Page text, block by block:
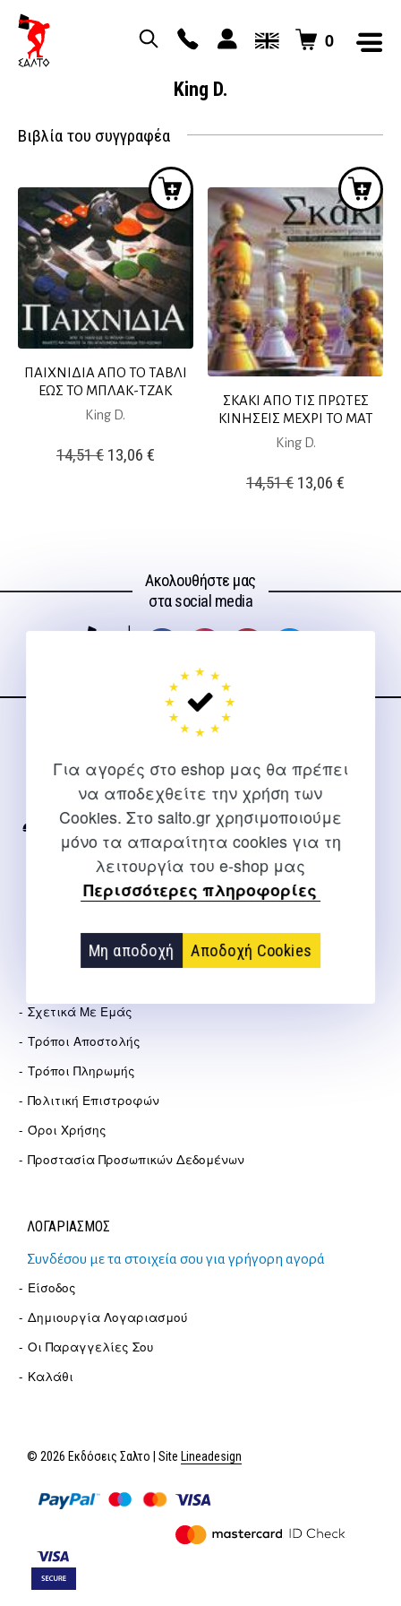
Για αγορές στο eshop μας θα πρέπει
να αποδεχθείτε την χρήση των
Cookies. Στο salto.gr χρησιμοποιούμε
μόνο τα απαραίτητα cookies για τη
λειτουργία του e-shop μας
Περισσότερες πληροφορίες
Μη αποδοχή Αποδοχή Cookies
0
King D.
Βιβλία του συγγραφέα
ΠΑΙΧΝΙΔΙΑ ΑΠΟ ΤΟ ΤΑΒΛΙ
ΕΩΣ ΤΟ ΜΠΛΑΚ-ΤΖΑΚ
King D.
14,51€ Original
13,06 €Η
ΣΚΑΚΙ ΑΠΟ ΤΙΣ ΠΡΩΤΕΣ
ΚΙΝΗΣΕΙΣ ΜΕΧΡΙ ΤΟ ΜΑΤ
King D.
14,51€ Original
13,06€
Ακολουθήστε μας
στα social media
Για διευκρινίσεις και υποστήριξη παραγγελιών μέσω του
2310 267108
info@salto.gr
Αγγελάκη 21, Θεσσαλονίκη
Σχετικά Με Εμάς
Τρόποι Αποστολής
Τρόποι Πληρωμής
Πολιτική Επιστροφών
Όροι Χρήσης
Προστασία Προσωπικών Δεδομένων
ΛΟΓΑΡΙΑΣΜΟΣ
Συνδέσου με τα στοιχεία σου για γρήγορη αγορά
Είσοδος
Δημιουργία Λογαριασμού
Οι Παραγγελίες Σου
Καλάθι
© 2026 Εκδόσεις Σαλτο | Site Lineadesign